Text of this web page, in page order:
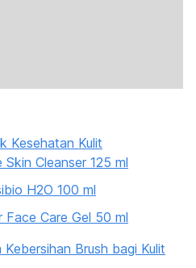
Kesehatan Kulit
Cleanser 125 ml
H2O 100 ml
Face Care Gel 50 ml
Brush bagi Kulit